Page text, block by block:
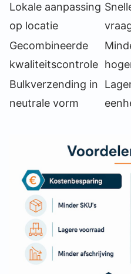
Lokale aanpassing
op locatie
Gecombineerde
kwaliteitscontrole
Bulkverzending in
neutrale vorm